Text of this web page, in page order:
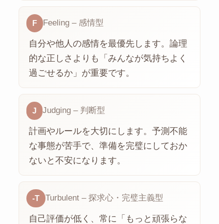
F Feeling – 感情型
自分や他人の感情を最優先します。論理
的な正しさよりも「みんなが気持ちよく
過ごせるか」が重要です。
J Judging – 判断型
計画やルールを大切にします。予測不能
な事態が苦手で、準備を完璧にしておか
ないと不安になります。
-T Turbulent – 探求心・完璧主義型
自己評価が低く、常に「もっと頑張らな